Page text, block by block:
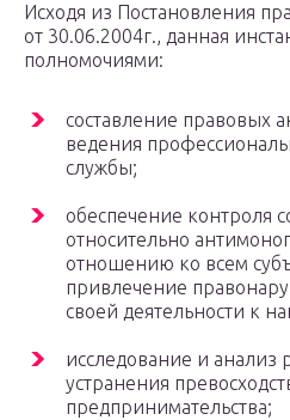
Исходя из Постановления
от 30.06.2004г., данная
полномочиями:
составление правовых
ведения
службы;
обеспечение контроля
относительно
отношению ко всем
привлечение
своей деятельности к
исследование и анализ
устранения
предпринимательства;